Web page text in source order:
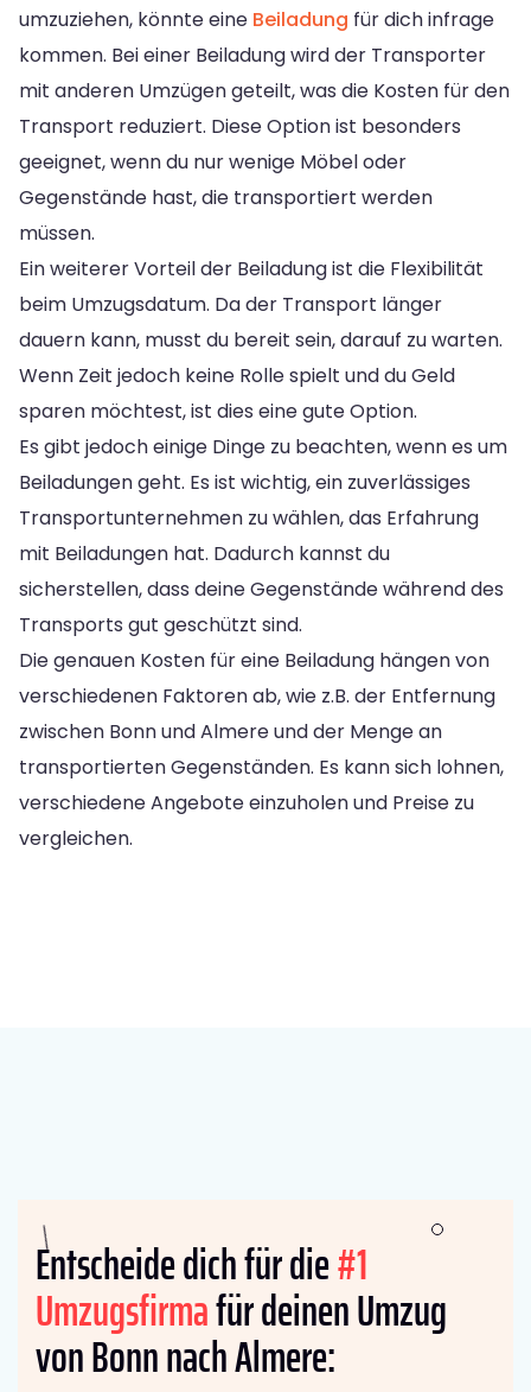
umzuziehen, könnte eine Beiladung für dich infrage
kommen. Bei einer Beiladung wird der Transporter
mit anderen Umzügen geteilt, was die Kosten für den
Transport reduziert. Diese Option ist besonders
geeignet, wenn du nur wenige Möbel oder
Gegenstände hast, die transportiert werden
müssen.
Ein weiterer Vorteil der Beiladung ist die Flexibilität
beim Umzugsdatum. Da der Transport länger
dauern kann, musst du bereit sein, darauf zu warten.
Wenn Zeit jedoch keine Rolle spielt und du Geld
sparen möchtest, ist dies eine gute Option.
Es gibt jedoch einige Dinge zu beachten, wenn es um
Beiladungen geht. Es ist wichtig, ein zuverlässiges
Transportunternehmen zu wählen, das Erfahrung
mit Beiladungen hat. Dadurch kannst du
sicherstellen, dass deine Gegenstände während des
Transports gut geschützt sind.
Die genauen Kosten für eine Beiladung hängen von
verschiedenen Faktoren ab, wie z.B. der Entfernung
zwischen Bonn und Almere und der Menge an
transportierten Gegenständen. Es kann sich lohnen,
verschiedene Angebote einzuholen und Preise zu
vergleichen.
Entscheide dich für die#1
Umzugsfirmafür deinen Umzug
von Bonn nach Almere: